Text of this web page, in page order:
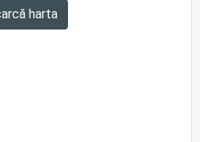
harta